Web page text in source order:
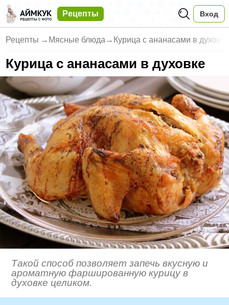
Рецепты Вход
Рецепты → Мясные блюда → Курица с ананасами в
Курица с ананасами в духовке
Такой способ позволяет запечь вкусную и
ароматную фаршированную курицу в
духовке целиком.